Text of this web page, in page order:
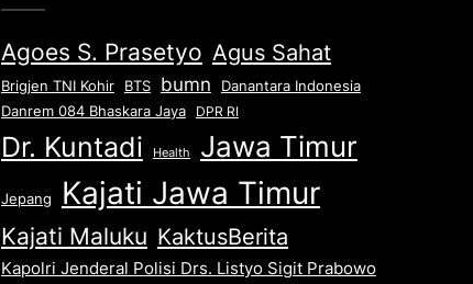
Agoes S. Prasetyo Agus Sahat
Brigjen TNI Kohir BTS bumn
Danantara Indonesia
Danrem 084 Bhaskara Jaya
DPR RI
Dr. Kuntadi Health Jawa Timur
Jepang Kajati Jawa Timur
Kajati Maluku KaktusBerita
Kapolri Jenderal Polisi Drs. Listyo Sigit Prabowo